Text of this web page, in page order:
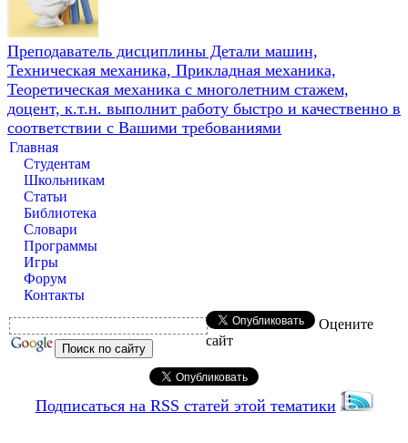
Преподаватель дисциплины Детали машин,
Техническая механика, Прикладная механика,
Теоретическая механика с многолетним стажем,
доцент, к.т.н. выполнит работу быстро и качественно в
соответствии с Вашими требованиями
Главная
Студентам
Школьникам
Статьи
Библиотека
Словари
Программы
Игры
Форум
Контакты
Оцените
сайт
Подписаться на RSS статей этой тематики